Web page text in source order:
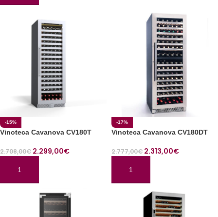
-15%
Vinoteca Cavanova CV180T
2.708,00€ 2.299,00€
AÑADIR AL CARRITO
-17%
Vinoteca Cavanova CV180DT
2.777,00€ 2.313,00€
AÑADIR AL CARRITO